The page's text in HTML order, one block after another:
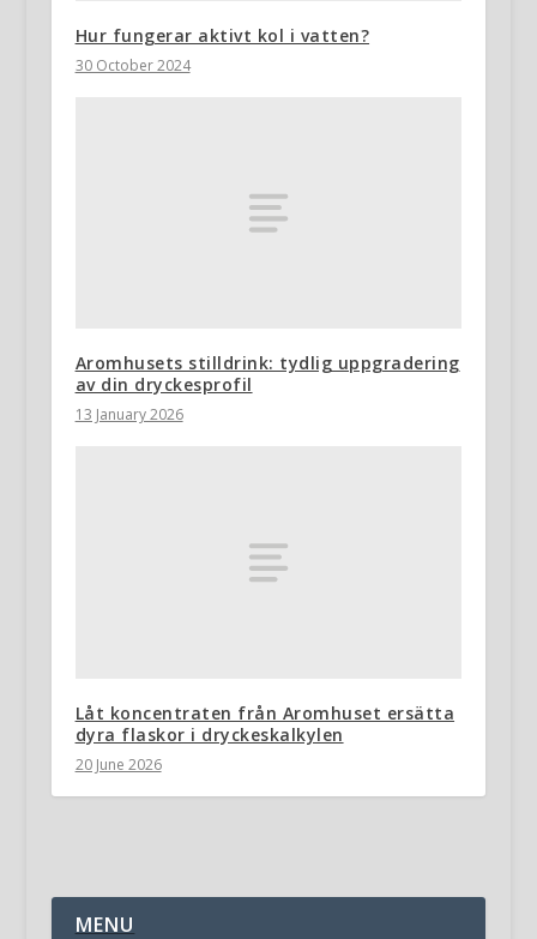
Hur fungerar aktivt kol i vatten?
30 October 2024
Aromhusets stilldrink: tydlig uppgradering
av din dryckesprofil
13 January 2026
Låt koncentraten från Aromhuset ersätta
dyra flaskor i dryckeskalkylen
20 June 2026
MENU